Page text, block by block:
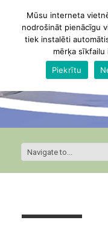
Mūsu interneta
nodrošināt pienācīgu
tiek instalēti
mērķa sīkfailu
Piekrītu